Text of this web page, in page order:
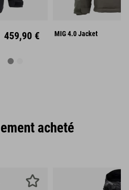
L
459,90 € XL
MIG 4.0 Jacket
acheté